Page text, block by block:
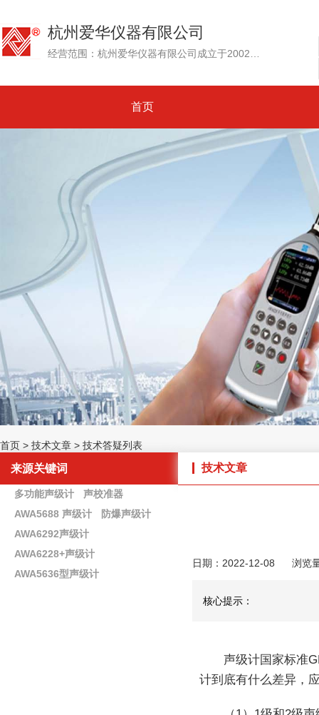
杭州爱华仪器有限公司
首页
首页 > 技术文章 > 技术答疑列表
来源关键词
多功能声级计
声校准器
AWA5688 声级计
防爆声级计
AWA6292声级计
AWA6228+声级计
AWA5636型声级计
技术文章
日期：2022-12-08 浏览
核心提示：
声级计国家标准
计到底有什么差异，